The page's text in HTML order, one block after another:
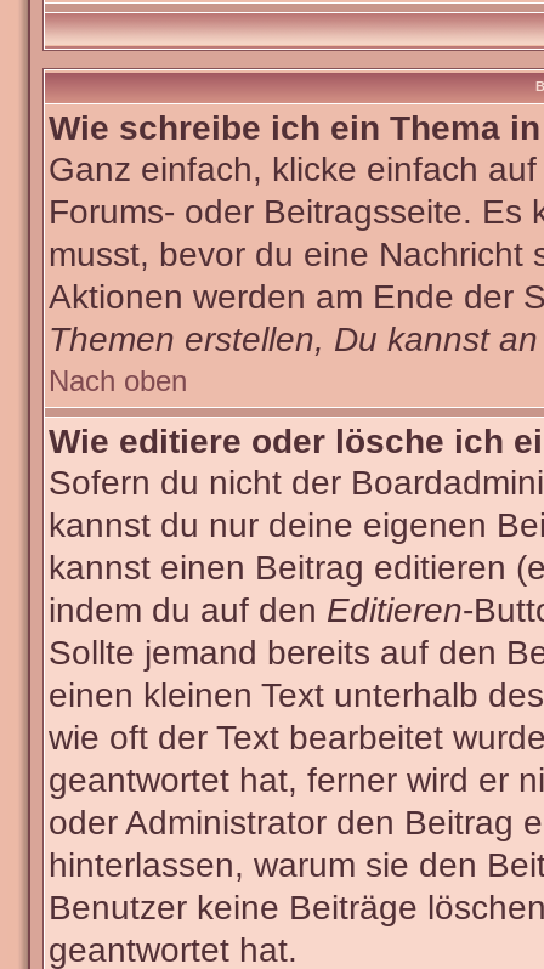
Wie schreibe ich ein Thema
Ganz einfach, klicke einfach
Forums- oder Beitragsseite. Es
musst, bevor du eine
Aktionen werden am Ende der
Themen erstellen, Du kannst
Nach oben
Wie editiere oder lösche ich
Sofern du nicht der
kannst du nur deine eigenen
kannst einen Beitrag editieren
indem du auf den Editieren-
Sollte jemand bereits auf den
einen kleinen Text unterhalb
wie oft der Text bearbeitet
geantwortet hat, ferner wird er
oder Administrator den Beitrag
hinterlassen, warum sie den
Benutzer keine Beiträge
geantwortet hat.